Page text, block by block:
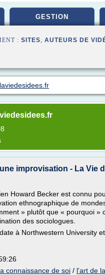
GESTION
: SITES, AUTEURS DE
improvisation - La Vie
Howard Becker est connu
ethnographique de
» plutôt que « pourquoi »
des sociologues.
à Northwestern University et
connaissance de soi / l'art de